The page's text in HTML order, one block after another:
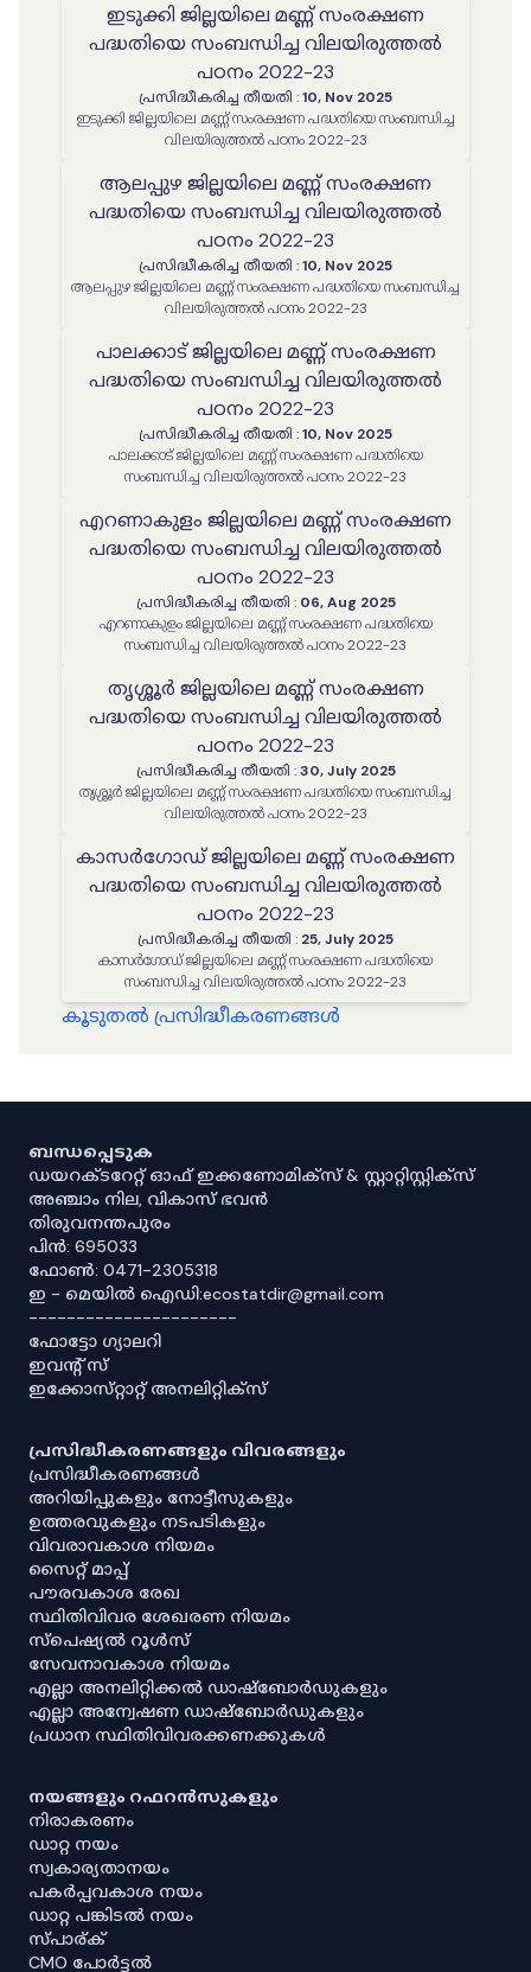
ഇടുക്കി ജില്ലയിലെ മണ്ണ് സംരക്ഷണ
പദ്ധതിയെ സംബന്ധിച്ച വിലയിരുത്തൽ
പഠനം 2022-23
പ്രസിദ്ധീകരിച്ച തീയതി :10, Nov 2025
ഇടുക്കി ജില്ലയിലെ മണ്ണ് സംരക്ഷണ പദ്ധതിയെ സംബന്ധിച്ച
വിലയിരുത്തൽ പഠനം 2022-23
ആലപ്പുഴ ജില്ലയിലെ മണ്ണ് സംരക്ഷണ
പദ്ധതിയെ സംബന്ധിച്ച വിലയിരുത്തൽ
പഠനം 2022-23
പ്രസിദ്ധീകരിച്ച തീയതി :10, Nov 2025
ആലപ്പുഴ ജില്ലയിലെ മണ്ണ് സംരക്ഷണ പദ്ധതിയെ സംബന്ധിച്ച
വിലയിരുത്തൽ പഠനം 2022-23
പാലക്കാട് ജില്ലയിലെ മണ്ണ് സംരക്ഷണ
പദ്ധതിയെ സംബന്ധിച്ച വിലയിരുത്തൽ
പഠനം 2022-23
പ്രസിദ്ധീകരിച്ച തീയതി :10, Nov 2025
പാലക്കാട് ജില്ലയിലെ മണ്ണ് സംരക്ഷണ പദ്ധതിയെ
സംബന്ധിച്ച വിലയിരുത്തൽ പഠനം 2022-23
എറണാകുളം ജില്ലയിലെ മണ്ണ് സംരക്ഷണ
പദ്ധതിയെ സംബന്ധിച്ച വിലയിരുത്തൽ
പഠനം 2022-23
പ്രസിദ്ധീകരിച്ച തീയതി : 06, Aug 2025
എറണാകുളം ജില്ലയിലെ മണ്ണ് സംരക്ഷണ പദ്ധതിയെ
സംബന്ധിച്ച വിലയിരുത്തൽ പഠനം 2022-23
തൃശ്ശൂർ ജില്ലയിലെ മണ്ണ് സംരക്ഷണ
പദ്ധതിയെ സംബന്ധിച്ച വിലയിരുത്തൽ
പഠനം 2022-23
പ്രസിദ്ധീകരിച്ച തീയതി : 30, July 2025
തൃശ്ശൂർ ജില്ലയിലെ മണ്ണ് സംരക്ഷണ പദ്ധതിയെ സംബന്ധിച്ച
വിലയിരുത്തൽ പഠനം 2022-23
കാസർഗോഡ് ജില്ലയിലെ മണ്ണ് സംരക്ഷണ
പദ്ധതിയെ സംബന്ധിച്ച വിലയിരുത്തൽ
പഠനം 2022-23
പ്രസിദ്ധീകരിച്ച തീയതി : 25, July 2025
കാസർഗോഡ് ജില്ലയിലെ മണ്ണ് സംരക്ഷണ പദ്ധതിയെ
സംബന്ധിച്ച വിലയിരുത്തൽ പഠനം 2022-23
കൂടുതൽ പ്രസിദ്ധീകരണങ്ങൾ
ബന്ധപ്പെടുക
ഡയറക്ടറേറ്റ് ഓഫ് ഇക്കണോമിക്സ് & സ്റ്റാറ്റിസ്റ്റിക്സ്
അഞ്ചാം നില, വികാസ് ഭവൻ
തിരുവനന്തപുരം
പിൻ: 695033
ഫോൺ: 0471-2305318
ഇ - മെയിൽ ഐഡി:ecostatdir@gmail.com
----------------------
ഫോട്ടോ ഗ്യാലറി
ഇവൻ്റ് സ്
ഇക്കോസ്‌റ്റാറ്റ് അനലിറ്റിക്‌സ്
പ്രസിദ്ധീകരണങ്ങളും വിവരങ്ങളും
പ്രസിദ്ധീകരണങ്ങൾ
അറിയിപ്പുകളും നോട്ടീസുകളും
ഉത്തരവുകളും നടപടികളും
വിവരാവകാശ നിയമം
സൈറ്റ് മാപ്പ്
പൗരവകാശ രേഖ
സ്ഥിതിവിവര ശേഖരണ നിയമം
സ്‌പെഷ്യൽ റൂൾസ്
സേവനാവകാശ നിയമം
എല്ലാ അനലിറ്റിക്കൽ ഡാഷ്‌ബോർഡുകളും
എല്ലാ അന്വേഷണ ഡാഷ്‌ബോർഡുകളും
പ്രധാന സ്ഥിതിവിവരക്കണക്കുകൾ
നയങ്ങളും റഫറൻസുകളും
നിരാകരണം
ഡാറ്റ നയം
സ്വകാര്യതാനയം
പകർപ്പവകാശ നയം
ഡാറ്റ പങ്കിടൽ നയം
സ്പാര്ക്
CMO പോർട്ടൽ